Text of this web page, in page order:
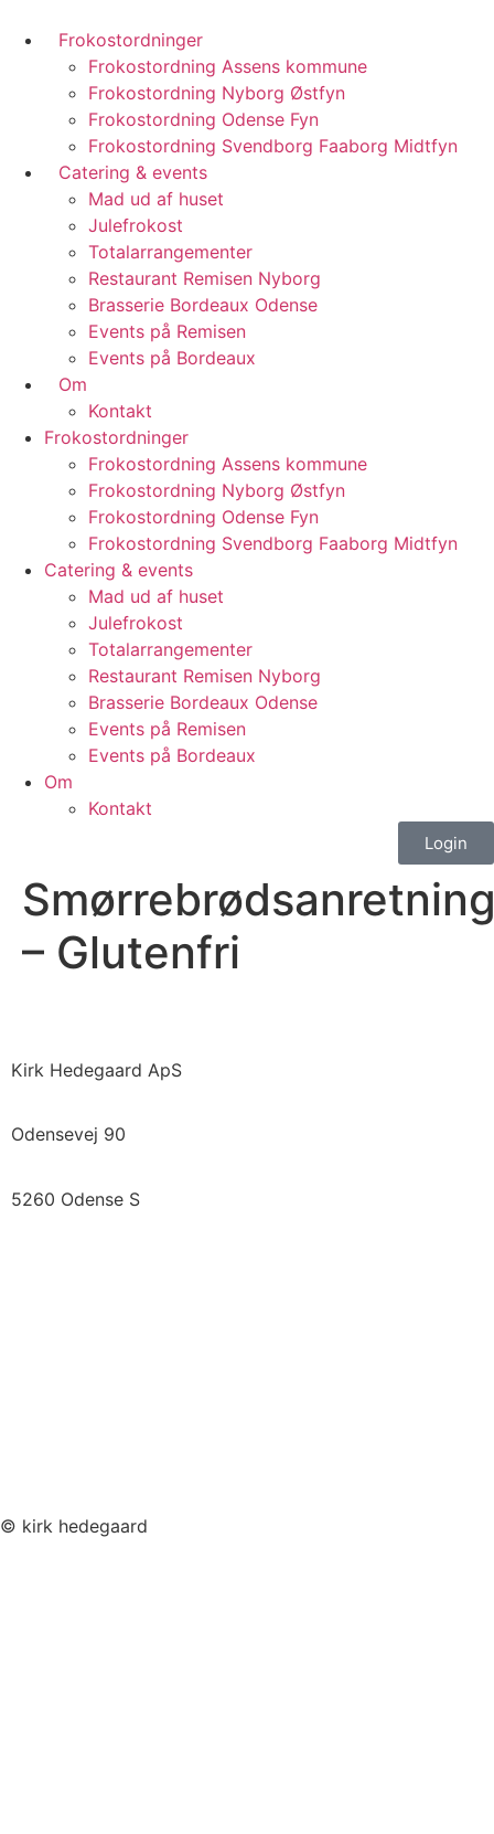
Frokostordninger
Frokostordning Assens kommune
Frokostordning Nyborg Østfyn
Frokostordning Odense Fyn
Frokostordning Svendborg Faaborg Midtfyn
Catering & events
Mad ud af huset
Julefrokost
Totalarrangementer
Restaurant Remisen Nyborg
Brasserie Bordeaux Odense
Events på Remisen
Events på Bordeaux
Om
Kontakt
Frokostordninger
Frokostordning Assens kommune
Frokostordning Nyborg Østfyn
Frokostordning Odense Fyn
Frokostordning Svendborg Faaborg Midtfyn
Catering & events
Mad ud af huset
Julefrokost
Totalarrangementer
Restaurant Remisen Nyborg
Brasserie Bordeaux Odense
Events på Remisen
Events på Bordeaux
Om
Kontakt
Login
– Glutenfri
Kirk Hedegaard ApS
Odensevej 90
5260 Odense S
© kirk hedegaard